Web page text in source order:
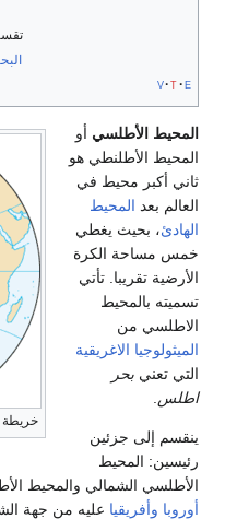
v t e
خريطة
المحيط الأطلسي أو
المحيط الأطلنطي هو
ثاني أكبر محيط في
العالم بعد المحيط
الهادئ، بحيث يغطي
خمس مساحة الكرة
الأرضية تقريبا. تأتي
تسميته بالمحيط
الاطلسي من
الميثولوجيا الاغريقية
التي تعني بحر
اطلس
ينقسم إلى جزئين
رئيسين: المحيط
الأطلسي الشمالي والمحيط
أوروبا وأفريقيا عليه من جهة